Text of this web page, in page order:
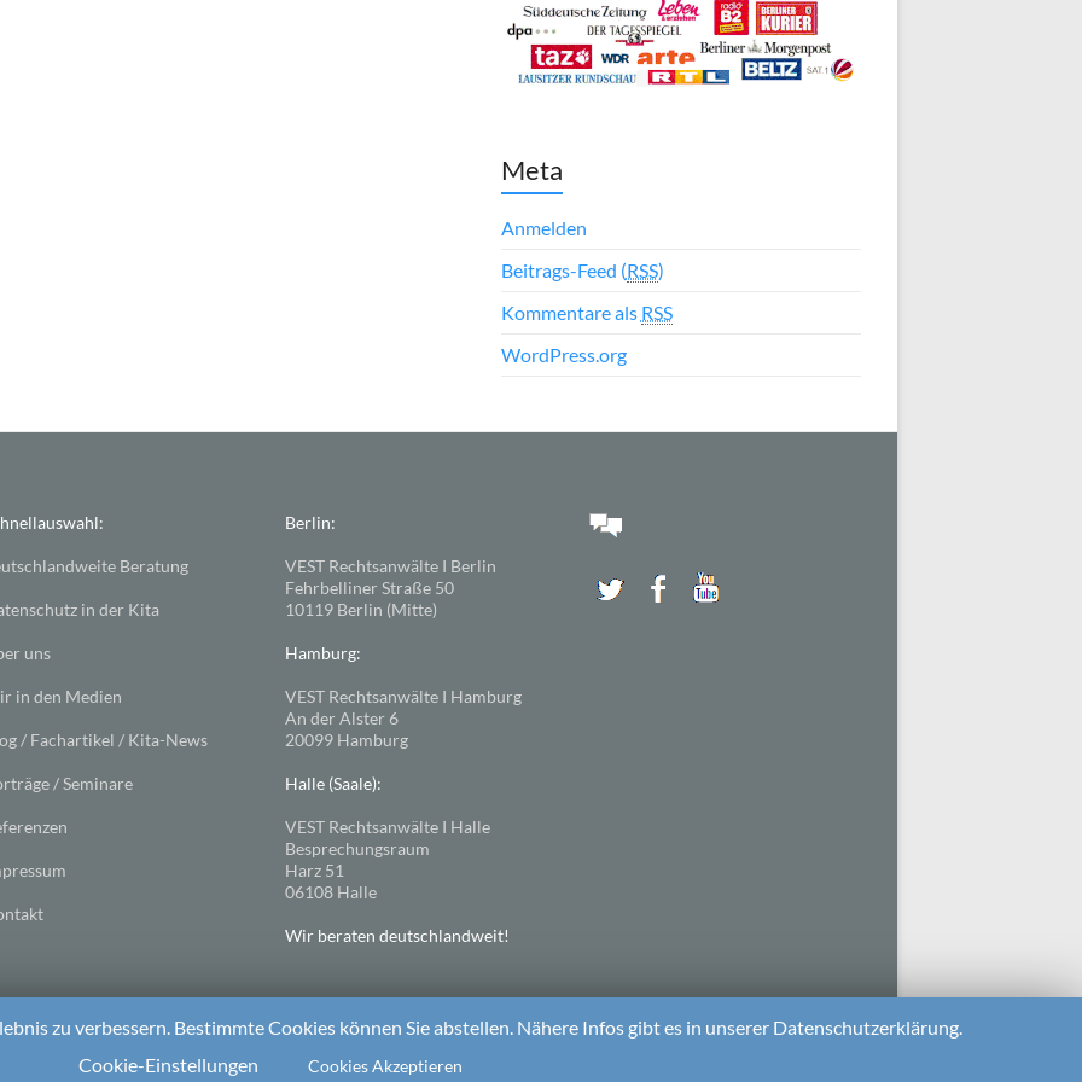
Meta
Anmelden
Beitrags-Feed (RSS)
Kommentare als RSS
WordPress.org
Beratung
in der Kita
uns
in den Medien
/ Fachartikel / Kita-News
/ Seminare
Berlin:
VEST Rechtsanwälte I Berlin
Fehrbelliner Straße 50
10119 Berlin (Mitte)
Hamburg:
VEST Rechtsanwälte I Hamburg
An der Alster 6
20099 Hamburg
Halle (Saale):
VEST Rechtsanwälte I Halle
Besprechungsraum
Harz 51
06108 Halle
Wir beraten deutschlandweit!
zu verbessern. Bestimmte Cookies können Sie abstellen. Nähere Infos gibt es in unserer Datenschutzerklärung.
Cookie-Einstellungen
Cookies Akzeptieren